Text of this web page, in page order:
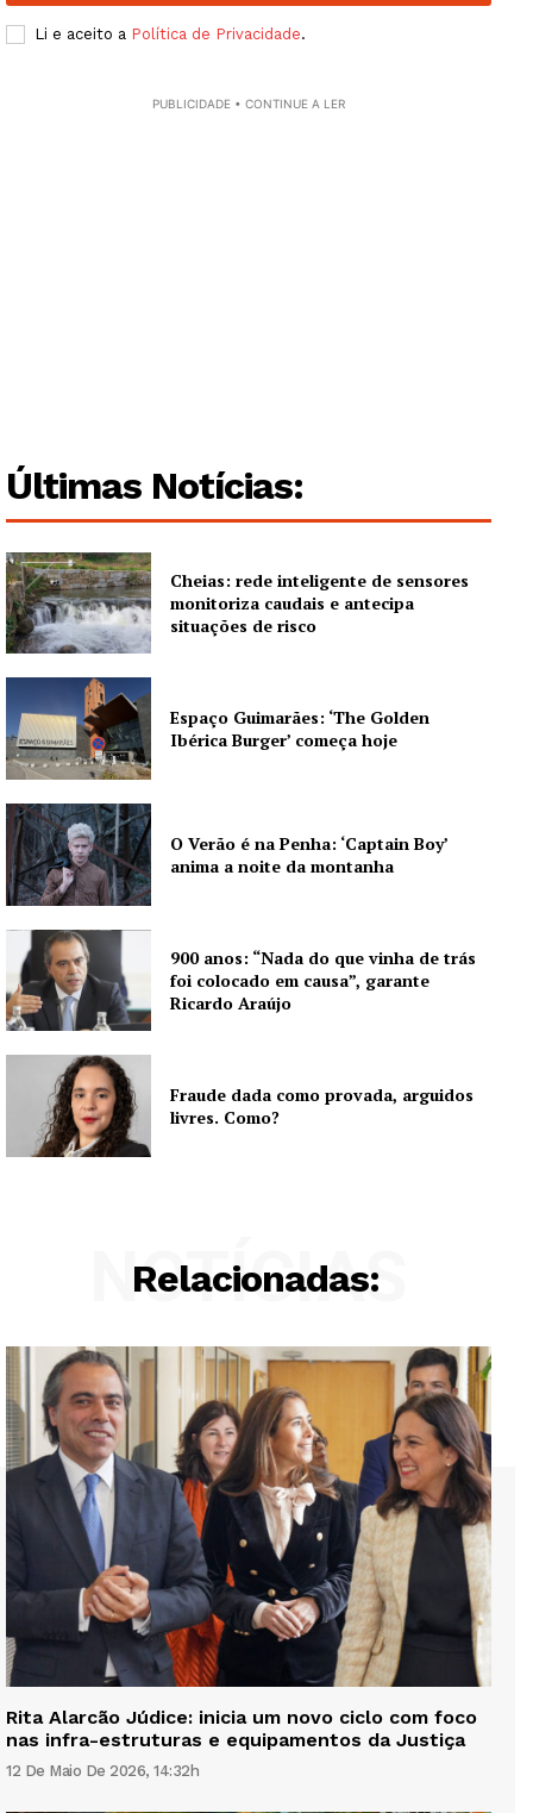
Li e aceito a Política de Privacidade.
PUBLICIDADE • CONTINUE A LER
Últimas Notícias:
Cheias: rede inteligente de sensores
monitoriza caudais e antecipa
situações de risco
Espaço Guimarães: ‘The Golden
Ibérica Burger’ começa hoje
O Verão é na Penha: ‘Captain Boy’
anima a noite da montanha
900 anos: “Nada do que vinha de trás
foi colocado em causa”, garante
Ricardo Araújo
Fraude dada como provada, arguidos
livres. Como?
Relacionadas:
NOTÍCIAS
Rita Alarcão Júdice: inicia um novo ciclo com foco
nas infra-estruturas e equipamentos da Justiça
12 De Maio De 2026, 14:32h